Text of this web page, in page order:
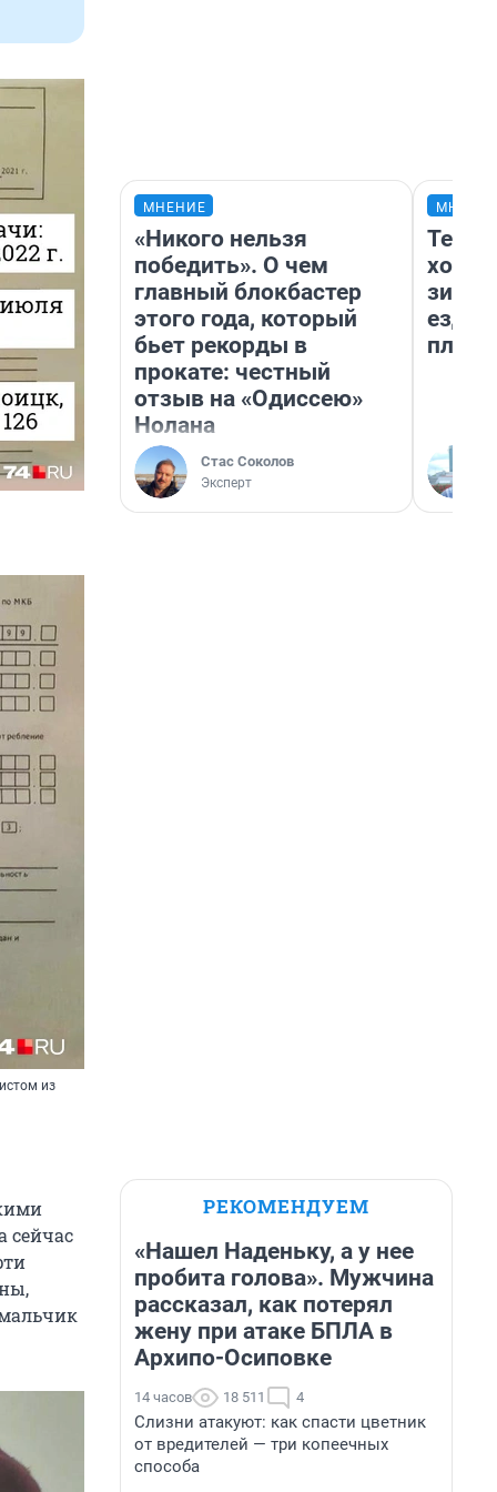
из
сейчас
МНЕНИЕ
«Никого нельзя
победить». О чем
главный блокбастер
этого года, который
бьет рекорды в
прокате: честный
отзыв на «Одиссею»
Нолана
Стас Соколов
Эксперт
ездит
РЕКОМЕНДУЕМ
«Нашел Наденьку, а у нее
пробита голова». Мужчина
рассказал, как потерял
жену при атаке БПЛА в
Архипо-Осиповке
14 часов 18 511 4
Слизни атакуют: как спасти цветник
от вредителей — три копеечных
способа